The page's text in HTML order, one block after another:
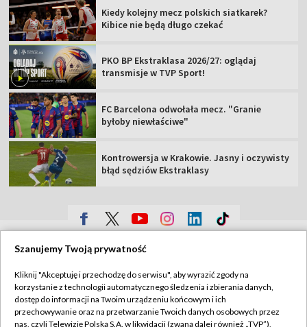
Kiedy kolejny mecz polskich siatkarek?
Kibice nie będą długo czekać
PKO BP Ekstraklasa 2026/27: oglądaj
transmisje w TVP Sport!
FC Barcelona odwołała mecz. "Granie
byłoby niewłaściwe"
Kontrowersja w Krakowie. Jasny i oczywisty
błąd sędziów Ekstraklasy
Sklep TVP
Biuro Reklamy
Polityka prywatności
Moje zgody
Szanujemy Twoją prywatność
Kliknij "Akceptuję i przechodzę do serwisu", aby wyrazić zgody na
korzystanie z technologii automatycznego śledzenia i zbierania danych,
dostęp do informacji na Twoim urządzeniu końcowym i ich
przechowywanie oraz na przetwarzanie Twoich danych osobowych przez
nas, czyli Telewizję Polską S.A. w likwidacji (zwaną dalej również „TVP”),